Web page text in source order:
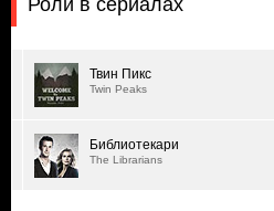
Роли в сериалах
Твин Пикс
Twin Peaks
Библиотекари
The Librarians